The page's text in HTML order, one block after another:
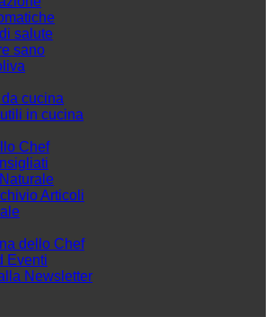
salute
sano
cucina
in cucina
Chef
Articoli
dello Chef
Eventi
Newsletter